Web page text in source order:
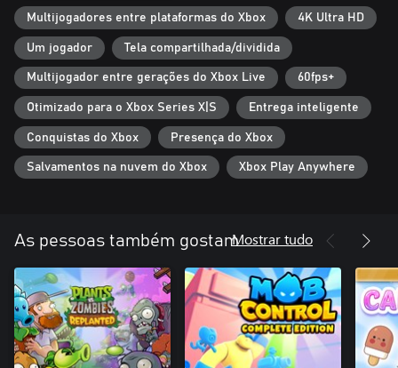
Multijogadores entre plataformas do Xbox 4K Ultra HD
Um jogador Tela compartilhada/dividida
Multijogador entre gerações do Xbox Live 60fps+
Otimizado para o Xbox Series X|S Entrega inteligente
Conquistas do Xbox Presença do Xbox
Salvamentos na nuvem do Xbox Xbox Play Anywhere
As pessoas também gostamMostrar tudo